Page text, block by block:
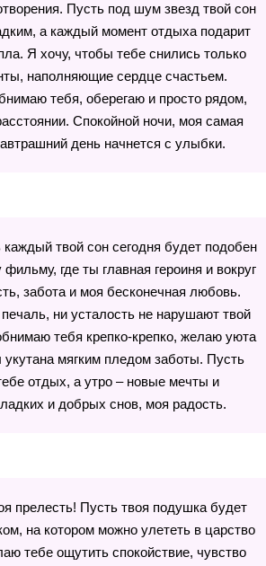
Пусть под шум звезд твой сон
а каждый момент отдыха подарит
Я хочу, чтобы тебе снились только
наполняющие сердце счастьем.
тебя, оберегаю и просто рядом,
Спокойной ночи, моя самая
день начнется с улыбки.
твой сон сегодня будет подобен
где ты главная героиня и вокруг
забота и моя бесконечная любовь.
ни усталость не нарушают твой
тебя крепко-крепко, желаю уюта
укутана мягким пледом заботы. Пусть
отдых, а утро – новые мечты и
и добрых снов, моя радость.
прелесть! Пусть твоя подушка будет
на котором можно улететь в царство
тебе ощутить спокойствие, чувство